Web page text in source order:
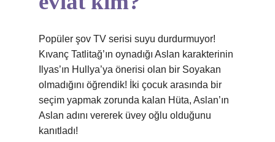
Popüler şov TV serisi suyu durdurmuyor!
Kıvanç Tatlitağ’ın oynadığı Aslan karakterinin
Ilyas’ın Hullya’ya önerisi olan bir Soyakan
olmadığını öğrendik! İki çocuk arasında bir
seçim yapmak zorunda kalan Hüta, Aslan’ın
Aslan adını vererek üvey oğlu olduğunu
kanıtladı!